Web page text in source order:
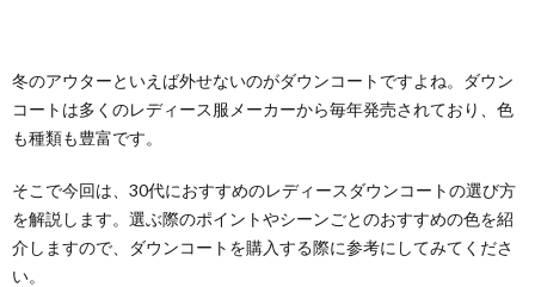
冬のアウターといえば外せないのがダウンコートですよね。ダウン
コートは多くのレディース服メーカーから毎年発売されており、色
も種類も豊富です。
そこで今回は、30代におすすめのレディースダウンコートの選び方
を解説します。選ぶ際のポイントやシーンごとのおすすめの色を紹
介しますので、ダウンコートを購入する際に参考にしてみてくださ
い。